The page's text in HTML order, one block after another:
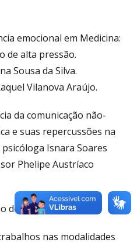
emocional em Medicina:
de alta pressão.
Sousa da Silva.
Vilanova Araújo.
da comunicação não-
e suas repercussões na
Isnara Soares
Phelipe Austríaco
dos trabalhos
nas modalidades